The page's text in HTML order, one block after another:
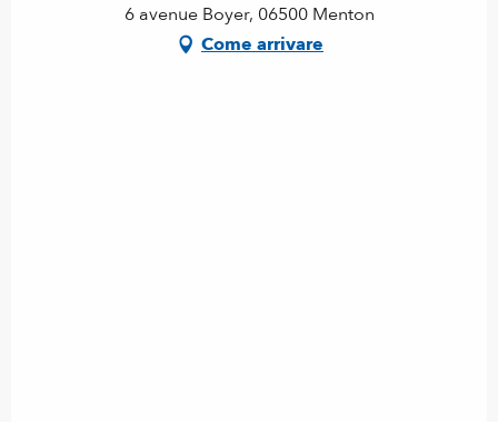
6 avenue Boyer, 06500 Menton
Come arrivare